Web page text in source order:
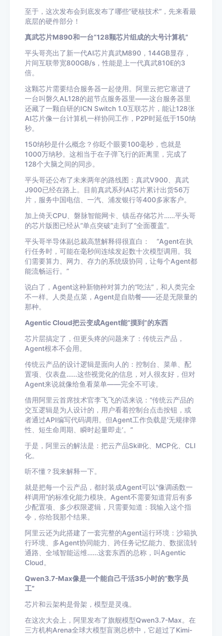
至于，这次发布会到底发布了哪些“硬核技术”，先来看最
底层的硬件部分！
真武芯片M890和一台“128颗芯片组成的大号计算机”
平头哥亮出了新一代AI芯片真武M890，144GB显存，
片间互联带宽800GB/s，性能是上一代真武810E的3
倍。
这颗芯片需要结合服务器一起使用。阿里云把它塞进了
一台叫磐久AL128的超节点服务器里——这台服务器里
还藏了一颗自研的ICN Switch 1.0互联芯片，能让128张
AI芯片像一台计算机一样协同工作，P2P时延低于150纳
秒。
150纳秒是什么概念？你眨个眼要100毫秒，也就是
1000万纳秒。这相当于在子弹飞行的距离里，完成了
128个大脑之间的同步。
平头哥还公布了未来两年的路线图：真武V900、真武
J900已经在路上。目前真武系列AI芯片累计出货56万
片，服务中国电信、一汽、浦发银行等400多家客户。
加上倚天CPU、磐脉智能网卡、镇岳存储芯片……平头哥
的芯片版图已经从“单点突破”走到了“全面覆盖”。
平头哥半导体副总裁高慧解释得很直白： “Agent在执
行任务时，可能在毫秒间连续发起数十次模型调用。我
们需要算力、网力、存力的系统级协同，让每个Agent都
能流畅运行。”
说白了，Agent这种新物种对算力的“吃法”，和人类完全
不一样。人类是点菜，Agent是自助餐——还是无限量的
那种。
Agentic Cloud把云变成Agent能“摸到”的东西
芯片层搞定了，但更头疼的问题来了：传统云产品，
Agent根本不会用。
传统云产品的设计逻辑是面向人的：控制台、菜单、配
置项、仪表盘……这些视觉化的信息，对人很友好，但对
Agent来说就像给鱼看菜单——完全不可读。
借用阿里云首席技术官李飞飞的话来说：“传统云产品的
交互逻辑是为人设计的，用户看着控制台点击按钮，或
者通过API编写代码调用。但Agent工作负载是‘无规律弹
性、短生命周期、瞬时起量即走’。”
于是，阿里云的解法是：把云产品Skill化、MCP化、CLI
化。
听不懂？我来解释一下。
就是把每一个云产品，都封装成Agent可以“像调函数一
样调用”的标准化能力模块。Agent不需要知道背后有多
少配置项、多少权限逻辑，只需要知道：我输入这个指
令，你给我那个结果。
阿里云还为此搭建了一套完整的Agent运行环境：沙箱执
行环境、多Agent协同能力、跨任务记忆能力、数据流转
通路、全域智能运维……这套东西的总称，叫Agentic
Cloud。
Qwen3.7-Max像是一个能自己干活35小时的“数字员
工”
芯片和云架构是骨架，模型是灵魂。
在这次大会上，阿里发布了旗舰模型Qwen3.7-Max。在
三方机构Arena全球大模型盲测总榜中，它超过了Kimi-